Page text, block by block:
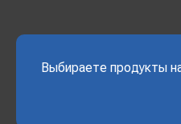
Выбираете продукты